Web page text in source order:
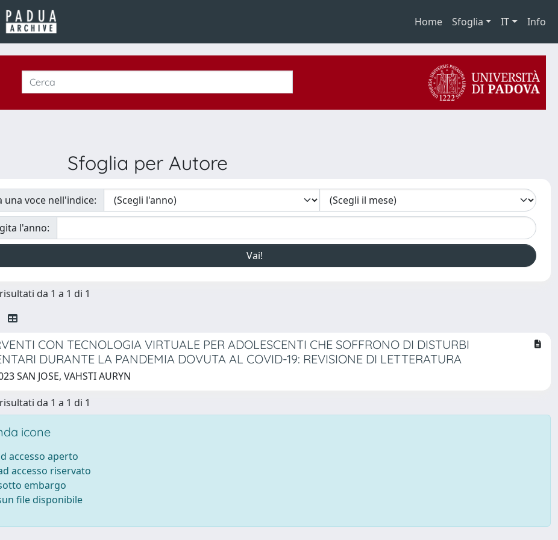
Home Sfoglia IT Info
Sfoglia per Autore
una voce nell'indice:
l'anno:
da 1 a 1 di 1
CON TECNOLOGIA VIRTUALE PER ADOLESCENTI CHE SOFFRONO DI DISTURBI
DURANTE LA PANDEMIA DOVUTA AL COVID-19: REVISIONE DI LETTERATURA
SAN JOSE, VAHSTI AURYN
da 1 a 1 di 1
icone
accesso aperto
accesso riservato
embargo
file disponibile